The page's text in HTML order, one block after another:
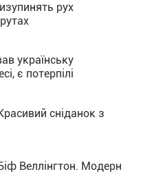
рух
українську
є потерпілі
сніданок з
Веллінгтон. Модерн